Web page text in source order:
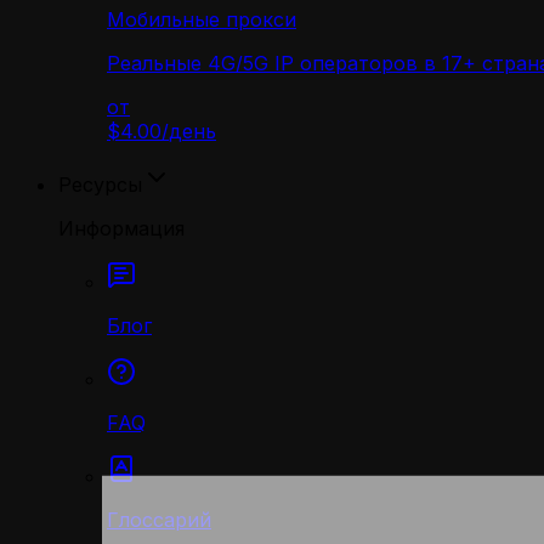
Мобильные прокси
Реальные 4G/5G IP операторов в 17+
от
$4.00/день
Блог
FAQ
Глоссарий